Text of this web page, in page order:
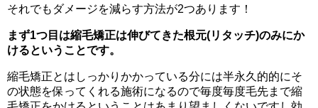
それでもダメージを減らす方法が2つあります！
まず1つ目は縮毛矯正は伸びてきた根元(リタッチ)のみにか
けるということです。
縮毛矯正とはしっかりかかっている分には半永久的的にそ
の状態を保ってくれる施術になるので毎度毎度毛先まで縮